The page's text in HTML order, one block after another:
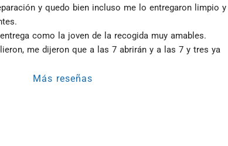
y quedo bien incluso me lo entregaron limpio y
como la joven de la recogida muy amables.
me dijeron que a las 7 abrirán y a las 7 y tres ya
Más reseñas